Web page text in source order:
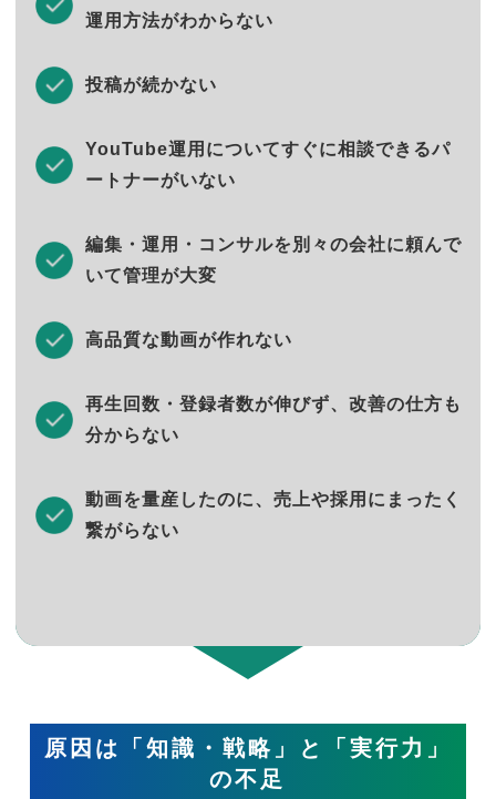
運用方法がわからない
投稿が続かない
YouTube運用についてすぐに相談できるパ
ートナーがいない
編集・運用・コンサルを別々の会社に頼んで
いて管理が大変
高品質な動画が作れない
再生回数・登録者数が伸びず、改善の仕方も
分からない
動画を量産したのに、売上や採用にまったく
繋がらない
原因は「知識・戦略」と「実行力」
の不足